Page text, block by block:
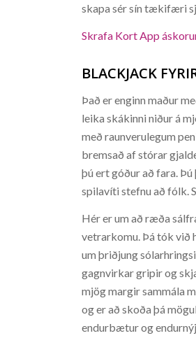
skapa sér sín tækifæri
Skrafa Kort App
BLACKJACK
Það er enginn maður
leika skákinni niður á
með raunverulegum
bremsað af stórar
þú ert góður að fara.
spilavíti stefnu að fólk.
Hér er um að ræða
vetrarkomu. Þá tók við
um þriðjung
gagnvirkar gripir og
mjög margir sammála
og er að skoða þá
endurbætur og